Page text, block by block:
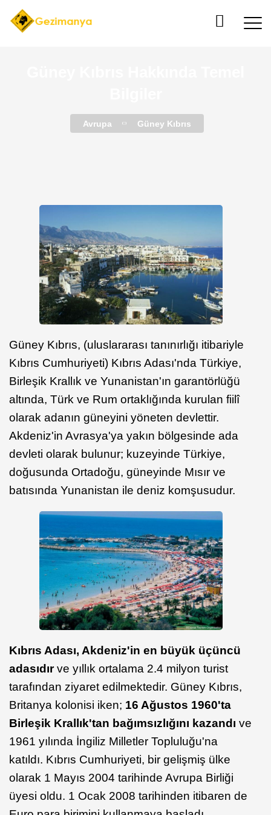
Avrupa Güney Kıbrıs
Güney Kıbrıs, (uluslararası tanınırlığı itibariyle
Kıbrıs Cumhuriyeti) Kıbrıs Adası'nda Türkiye,
Birleşik Krallık ve Yunanistan'ın garantörlüğü
altında, Türk ve Rum ortaklığında kurulan fiilî
olarak adanın güneyini yöneten devlettir.
Akdeniz'in Avrasya'ya yakın bölgesinde ada
devleti olarak bulunur; kuzeyinde Türkiye,
doğusunda Ortadoğu, güneyinde Mısır ve
batısında Yunanistan ile deniz komşusudur.
Kıbrıs Adası, Akdeniz'in en büyük üçüncü
adasıdırve yıllık ortalama 2.4 milyon turist
tarafından ziyaret edilmektedir. Güney Kıbrıs,
Britanya kolonisi iken; 16 Ağustos 1960'ta
Birleşik Krallık'tan bağımsızlığını kazandı ve
1961 yılında İngiliz Milletler Topluluğu'na
katıldı. Kıbrıs Cumhuriyeti, bir gelişmiş ülke
olarak 1 Mayıs 2004 tarihinde Avrupa Birliği
üyesi oldu. 1 Ocak 2008 tarihinden itibaren de